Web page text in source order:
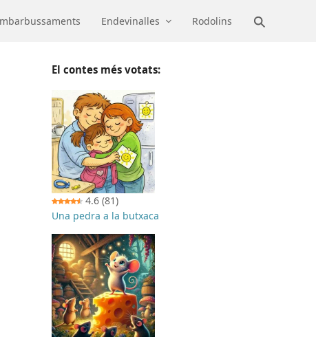
Endevinalles Rodolins
El contes més votats:
4.6 (81)
Una pedra a la butxaca